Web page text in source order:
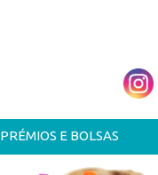
PRÉMIOS E BOLSAS